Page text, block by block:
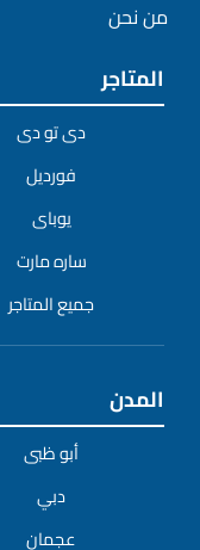
من نحن
المتاجر
دى تو دى
فورديل
يوباى
ساره مارت
جميع المتاجر
المدن
أبو ظبى
دبي
عجمان